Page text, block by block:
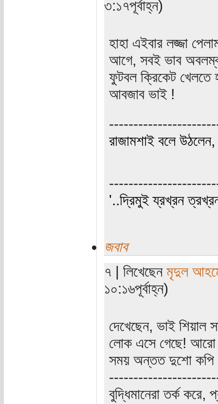
৩:১৭পূর্বাহ্ন)
হাহা এইবার লজ্জা
আগে, সবই ভাব
ফুটবল ক্রিকেট খেলতে
আবজাব ভাই !
রাজামশাই বলে
'..দ্রিমুই য্রখ্রন
জবাব
৭ | লিখেছেন মৃদুল
১০:১৬পূর্বাহ্ন)
দেখেছেন, ভাই শিয়াল
লোক এসে গেছে! আরো
সময় অন্তত দুশো কপি
বুদ্ধিমানেরা তর্ক করে,